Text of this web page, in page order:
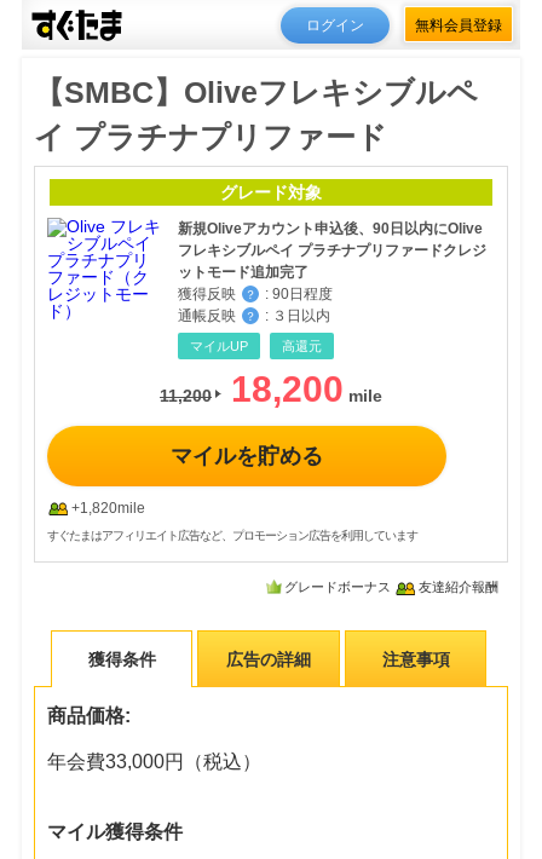
ログイン 無料会員登録
【SMBC】Oliveフレキシブルペ
イ プラチナプリファード
グレード対象
新規Oliveアカウント申込後、90日以内にOlive
フレキシブルペイ プラチナプリファードクレジ
ットモード追加完了
獲得反映
？ : 90日程度
通帳反映
？ : ３日以内
マイルUP 高還元
11,200 18,200
マイルを貯める
+1,820mile
すぐたまはアフィリエイト広告など、プロモーション広告を利用しています
グレードボーナス 友達紹介報酬
獲得条件 広告の詳細 注意事項
商品価格:
年会費33,000円（税込）
マイル獲得条件